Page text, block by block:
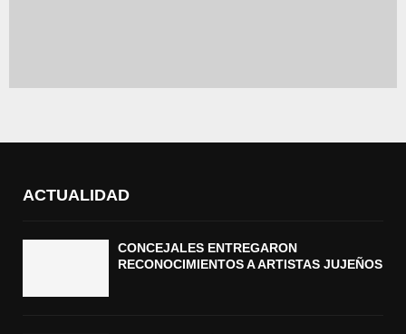
ACTUALIDAD
CONCEJALES ENTREGARON
RECONOCIMIENTOS A ARTISTAS JUJEÑOS